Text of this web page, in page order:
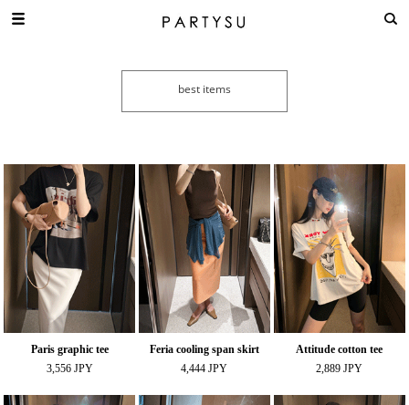
Paris graphic tee
3,556 JPY
Feria cooling span skirt
4,444 JPY
Attitude cotton tee
2,889 JPY